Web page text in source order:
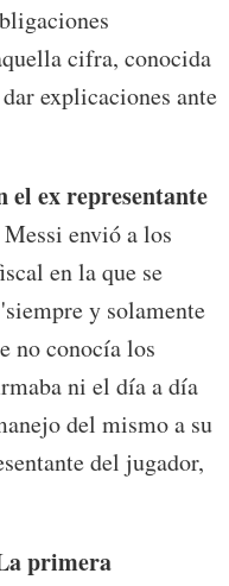
cifra, conocida
explicaciones ante
el ex representante
envió a los
en la que se
y solamente
no conocía los
ni el día a día
del mismo a su
del jugador,
primera